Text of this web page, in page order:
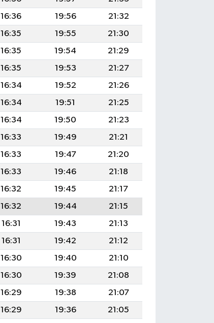
16:36 19:56
21:32
16:35 19:55
21:30
16:35 19:54
21:29
16:35 19:53
21:27
16:34 19:52
21:26
16:34 19:51
21:25
16:34 19:50
21:23
16:33 19:49
21:21
16:33 19:47
21:20
16:33 19:46
21:18
16:32 19:45
21:17
16:32 19:44
21:15
16:31 19:43
21:13
16:31 19:42
21:12
16:30 19:40
21:10
16:30 19:39
21:08
16:29 19:38
21:07
16:29 19:36
21:05